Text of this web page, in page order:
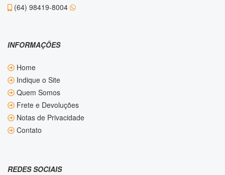
(64) 98419-8004
INFORMAÇÕES
Home
Indique o Site
Quem Somos
Frete e Devoluções
Notas de Privacidade
Contato
REDES SOCIAIS